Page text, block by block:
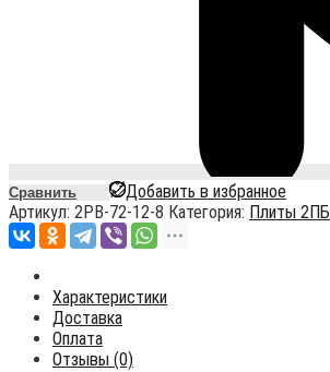
Сравнить
Добавить в избранное
Артикул: 2PB-72-12-8 Категория: Плиты 2ПБ
Характеристики
Доставка
Оплата
Отзывы (0)